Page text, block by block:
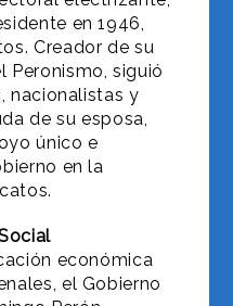
en 1946,
Creador de su
Peronismo, siguió
nacionalistas y
de su esposa,
único e
en la
económica
el Gobierno